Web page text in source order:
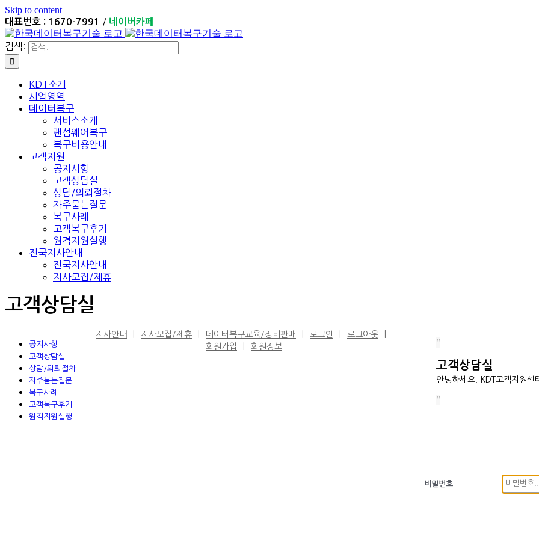
Skip to content
대표번호 : 1670-7991 / 네이버카페
검색:
KDT소개
사업영역
데이터복구
서비스소개
랜섬웨어복구
복구비용안내
고객지원
공지사항
고객상담실
상담/의뢰절차
자주묻는질문
복구사례
고객복구후기
원격지원실행
전국지사안내
전국지사안내
지사모집/제휴
고객상담실
고객상담실
안녕하세요. KDT고객지원센
비밀번호
공지사항
고객상담실
상담/의뢰절차
자주묻는질문
복구사례
고객복구후기
원격지원실행
지사안내 지사모집/제휴 데이터복구교육/장비판매 로그인
로그아웃
회원가입
회원정보